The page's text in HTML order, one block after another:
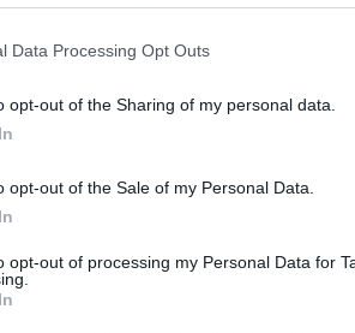
Data Processing Opt Outs
opt-out of the Sharing of my personal data.
opt-out of the Sale of my Personal Data.
opt-out of processing my Personal Data for
le plus souvent. Pour obtenir plus
comment Moscou et Kiev
à l’Ukraine depuis plusieurs mois, le
publiée en mai 2023 par un groupe
les Ukrainiens perdent environ 10